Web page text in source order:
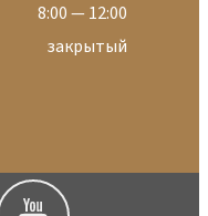
8:00 — 12:00
закрытый